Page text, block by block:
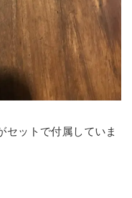
セットで付属していま